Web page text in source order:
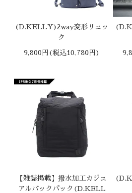
(D.KELLY)2way変形リュッ
ク
9,800円(税込10,780円)
【雑誌掲載】撥水加工カジュ
アルバックパック(D.KELL